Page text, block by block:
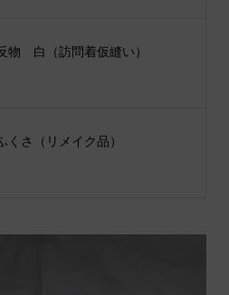
物 白（訪問着仮縫い）
くさ（リメイク品）